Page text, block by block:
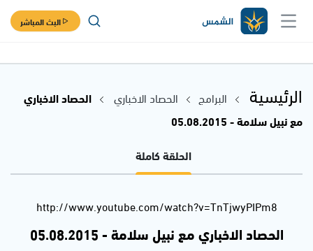
البث المباشر
الرئيسية البرامج الحصاد الاخباري
الحصاد الاخباري
مع نبيل سلامة - 05.08.2015
الحلقة كاملة
http://www.youtube.com/watch?v=TnTjwyPIPm8
الحصاد الاخباري مع نبيل سلامة - 05.08.2015